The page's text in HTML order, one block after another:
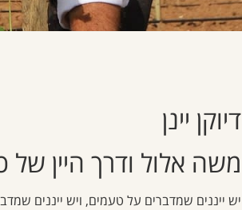
דיוקן יינן
משה אלול ודרך היין של
יש ייננים שמדברים על טעמים, ויש ייננים